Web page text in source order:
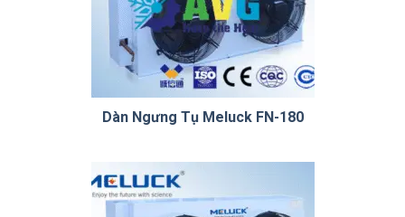
Dàn Ngưng Tụ Meluck FN-180